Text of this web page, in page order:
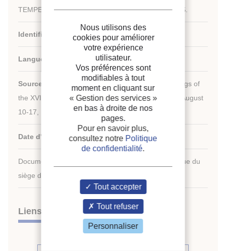
TEMPERATURE SUPERCONDUCTING MATERIALS.
Identifiant de la fiche :1992-1524
Langues :
Source :
New challenges in refrigeration. Proceedings of
the XVIIIth International Congress of Refrigeration, August
10-17, 1991, Montreal, Quebec, Canada.
Date d'édition :10/08/1991
Document disponible en consultation à la bibliothèque du
siège de l'IIF uniquement.
Liens
Nous utilisons des
cookies pour améliorer
votre expérience
utilisateur.
Vos préférences sont
modifiables à tout
moment en cliquant sur
« Gestion des services »
en bas à droite de nos
pages.
Pour en savoir plus,
consultez notre Politique
de confidentialité.
Tout accepter
Tout refuser
Personnaliser